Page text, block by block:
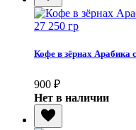
Кофе в зёрнах Арабика
900 ₽
Нет в наличии